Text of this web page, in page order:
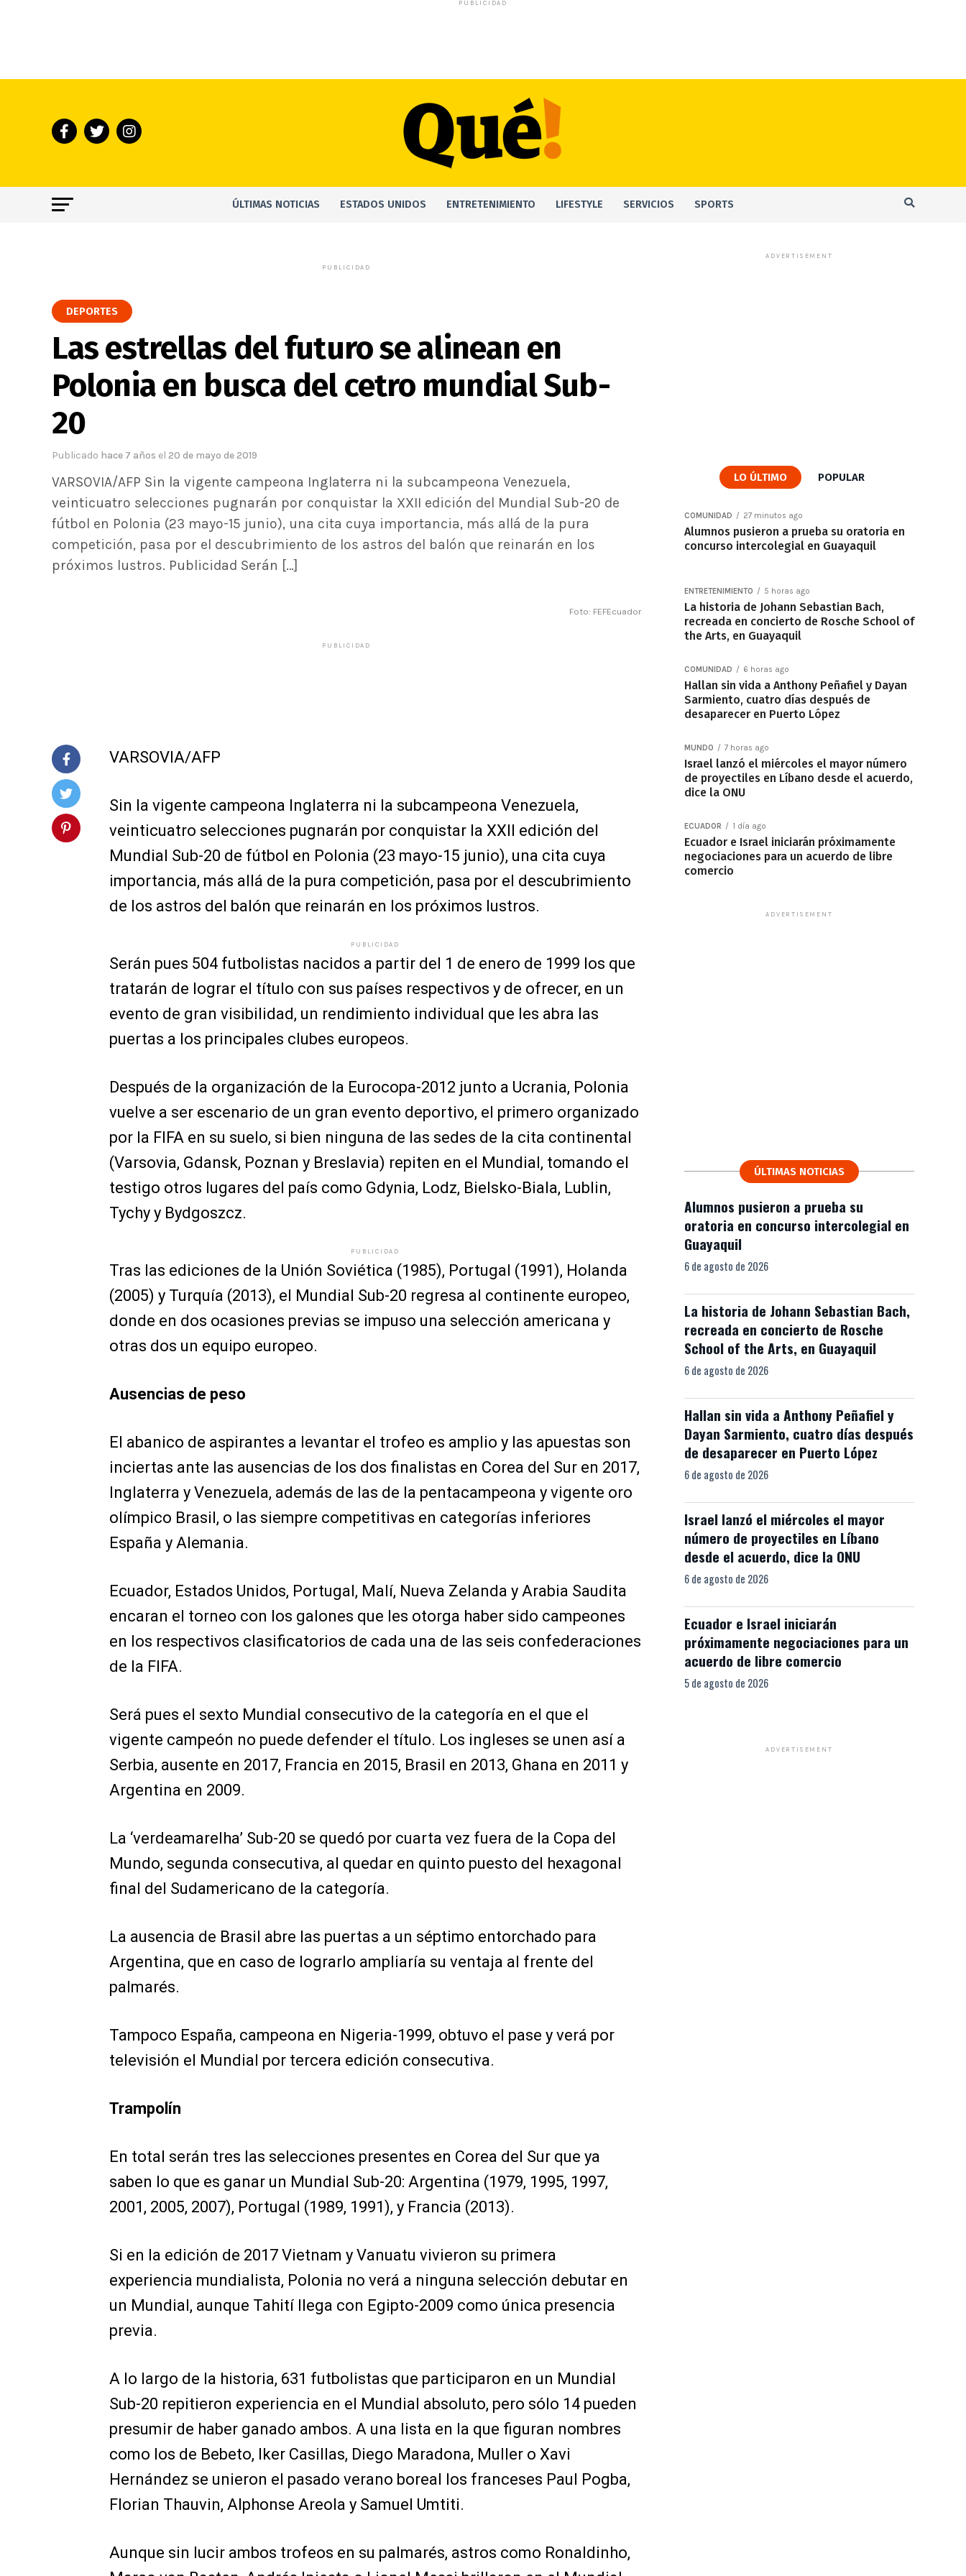
PUBLICIDAD
ÚLTIMAS NOTICIAS ESTADOS UNIDOS ENTRETENIMIENTO LIFESTYLE SERVICIOS SPORTS
PUBLICIDAD
DEPORTES
Las estrellas del futuro se alinean en
Polonia en busca del cetro mundial Sub-
20
Publicado hace 7 años el 20 de mayo de 2019
VARSOVIA/AFP Sin la vigente campeona Inglaterra ni la subcampeona Venezuela,
veinticuatro selecciones pugnarán por conquistar la XXII edición del Mundial Sub-20 de
fútbol en Polonia (23 mayo-15 junio), una cita cuya importancia, más allá de la pura
competición, pasa por el descubrimiento de los astros del balón que reinarán en los
próximos lustros. Publicidad Serán […]
Foto: FEFEcuador
PUBLICIDAD
VARSOVIA/AFP
Sin la vigente campeona Inglaterra ni la subcampeona Venezuela,
veinticuatro selecciones pugnarán por conquistar la XXII edición del
Mundial Sub-20 de fútbol en Polonia (23 mayo-15 junio), una cita cuya
importancia, más allá de la pura competición, pasa por el descubrimiento
de los astros del balón que reinarán en los próximos lustros.
PUBLICIDAD
Serán pues 504 futbolistas nacidos a partir del 1 de enero de 1999 los que
tratarán de lograr el título con sus países respectivos y de ofrecer, en un
evento de gran visibilidad, un rendimiento individual que les abra las
puertas a los principales clubes europeos.
Después de la organización de la Eurocopa-2012 junto a Ucrania, Polonia
vuelve a ser escenario de un gran evento deportivo, el primero organizado
por la FIFA en su suelo, si bien ninguna de las sedes de la cita continental
(Varsovia, Gdansk, Poznan y Breslavia) repiten en el Mundial, tomando el
testigo otros lugares del país como Gdynia, Lodz, Bielsko-Biala, Lublin,
Tychy y Bydgoszcz.
PUBLICIDAD
Tras las ediciones de la Unión Soviética (1985), Portugal (1991), Holanda
(2005) y Turquía (2013), el Mundial Sub-20 regresa al continente europeo,
donde en dos ocasiones previas se impuso una selección americana y
otras dos un equipo europeo.
Ausencias de peso
El abanico de aspirantes a levantar el trofeo es amplio y las apuestas son
inciertas ante las ausencias de los dos finalistas en Corea del Sur en 2017,
Inglaterra y Venezuela, además de las de la pentacampeona y vigente oro
olímpico Brasil, o las siempre competitivas en categorías inferiores
España y Alemania.
Ecuador, Estados Unidos, Portugal, Malí, Nueva Zelanda y Arabia Saudita
encaran el torneo con los galones que les otorga haber sido campeones
en los respectivos clasificatorios de cada una de las seis confederaciones
de la FIFA.
Será pues el sexto Mundial consecutivo de la categoría en el que el
vigente campeón no puede defender el título. Los ingleses se unen así a
Serbia, ausente en 2017, Francia en 2015, Brasil en 2013, Ghana en 2011 y
Argentina en 2009.
La ‘verdeamarelha’ Sub-20 se quedó por cuarta vez fuera de la Copa del
Mundo, segunda consecutiva, al quedar en quinto puesto del hexagonal
final del Sudamericano de la categoría.
La ausencia de Brasil abre las puertas a un séptimo entorchado para
Argentina, que en caso de lograrlo ampliaría su ventaja al frente del
palmarés.
Tampoco España, campeona en Nigeria-1999, obtuvo el pase y verá por
televisión el Mundial por tercera edición consecutiva.
Trampolín
En total serán tres las selecciones presentes en Corea del Sur que ya
saben lo que es ganar un Mundial Sub-20: Argentina (1979, 1995, 1997,
2001, 2005, 2007), Portugal (1989, 1991), y Francia (2013).
Si en la edición de 2017 Vietnam y Vanuatu vivieron su primera
experiencia mundialista, Polonia no verá a ninguna selección debutar en
un Mundial, aunque Tahití llega con Egipto-2009 como única presencia
previa.
A lo largo de la historia, 631 futbolistas que participaron en un Mundial
Sub-20 repitieron experiencia en el Mundial absoluto, pero sólo 14 pueden
presumir de haber ganado ambos. A una lista en la que figuran nombres
como los de Bebeto, Iker Casillas, Diego Maradona, Muller o Xavi
Hernández se unieron el pasado verano boreal los franceses Paul Pogba,
Florian Thauvin, Alphonse Areola y Samuel Umtiti.
Aunque sin lucir ambos trofeos en su palmarés, astros como Ronaldinho,
ADVERTISEMENT
LO ÚLTIMO POPULAR
COMUNIDAD 27 minutos ago
Alumnos pusieron a prueba su oratoria en
concurso intercolegial en Guayaquil
ENTRETENIMIENTO 5 horas ago
La historia de Johann Sebastian Bach,
recreada en concierto de Rosche School of
the Arts, en Guayaquil
COMUNIDAD 6 horas ago
Hallan sin vida a Anthony Peñafiel y Dayan
Sarmiento, cuatro días después de
desaparecer en Puerto López
MUNDO 7 horas ago
Israel lanzó el miércoles el mayor número
de proyectiles en Líbano desde el acuerdo,
dice la ONU
ECUADOR 1 día ago
Ecuador e Israel iniciarán próximamente
negociaciones para un acuerdo de libre
comercio
ADVERTISEMENT
ÚLTIMAS NOTICIAS
Alumnos pusieron a prueba su
oratoria en concurso intercolegial en
Guayaquil
6 de agosto de 2026
La historia de Johann Sebastian Bach,
recreada en concierto de Rosche
School of the Arts, en Guayaquil
6 de agosto de 2026
Hallan sin vida a Anthony Peñafiel y
Dayan Sarmiento, cuatro días después
de desaparecer en Puerto López
6 de agosto de 2026
Israel lanzó el miércoles el mayor
número de proyectiles en Líbano
desde el acuerdo, dice la ONU
6 de agosto de 2026
Ecuador e Israel iniciarán
próximamente negociaciones para un
acuerdo de libre comercio
5 de agosto de 2026
ADVERTISEMENT